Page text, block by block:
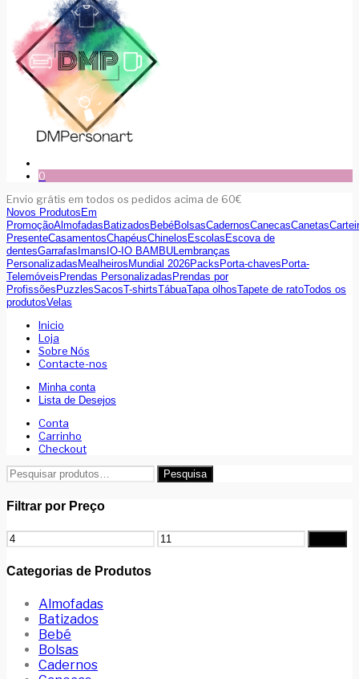
0
Envio grátis em todos os pedidos acima de 60€
Novos ProdutosEm
PromoçãoAlmofadasBatizadosBebéBolsasCadernosCanecasCanetas
PresenteCasamentosChapéusChinelosEscolasEscova de
dentesGarrafasImansIO-IO BAMBULembranças
PersonalizadasMealheirosMundial 2026PacksPorta-chavesPorta-
TelemóveisPrendas PersonalizadasPrendas por
ProfissõesPuzzlesSacosT-shirtsTábuaTapa olhosTapete de ratoTodos os
produtosVelas
Inicio
Loja
Sobre Nós
Contacte-nos
Minha conta
Lista de Desejos
Conta
Carrinho
Checkout
Pesquisar
por:
Pesquisa
Filtrar por Preço
Preço
mínimo
Preço
máximo
Categorias de Produtos
Almofadas
Batizados
Bebé
Bolsas
Cadernos